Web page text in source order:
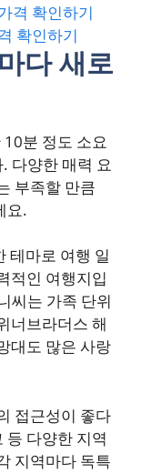
격 확인하기
확인하기
다 새로
분 정도 소요
다양한 매력 요
부족할 만큼
요.
테마로 여행 일
적인 여행지입
씨는 가족 단위
너브라더스 해
대도 많은 사랑
접근성이 좋다
등 다양한 지역
지역마다 독특